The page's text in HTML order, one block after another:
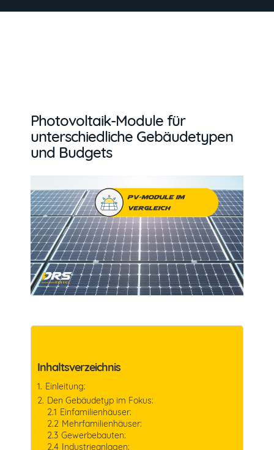
Photovoltaik-Module für
unterschiedliche Gebäudetypen
und Budgets
Inhaltsverzeichnis
Einleitung:
Den Gebäudetyp im Fokus:
Einfamilienhäuser:
Mehrfamilienhäuser:
Gewerbebauten:
Industrieanlagen: